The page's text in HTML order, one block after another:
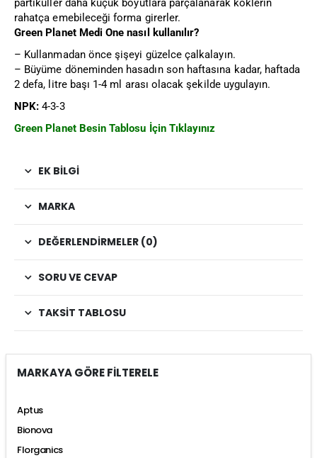
partiküller daha küçük boyutlara parçalanarak köklerin
rahatça emebileceği forma girerler.
Green Planet Medi One nasıl kullanılır?
– Kullanmadan önce şişeyi güzelce çalkalayın.
– Büyüme döneminden hasadın son haftasına kadar, haftada
2 defa, litre başı 1-4 ml arası olacak şekilde uygulayın.
NPK: 4-3-3
Green Planet Besin Tablosu İçin Tıklayınız
EK BILGI
MARKA
DEĞERLENDIRMELER (0)
SORU VE CEVAP
TAKSIT TABLOSU
MARKAYA GÖRE FİLTERELE
Aptus
Bionova
Florganics